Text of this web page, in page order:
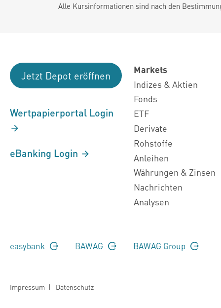
Alle Kursinformationen sind nach den
Jetzt Depot eröffnen
Wertpapierportal Login
eBanking Login
Markets
Indizes & Aktien
Fonds
ETF
Derivate
Rohstoffe
Anleihen
Währungen & Zinsen
Nachrichten
Analysen
easybank BAWAG BAWAG Group
Impressum | Datenschutz